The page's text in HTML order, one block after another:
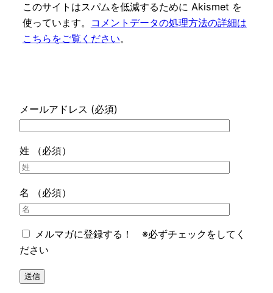
このサイトはスパムを低減するために Akismet を
使っています。
コメントデータの処理方法の詳細は
こちらをご覧ください。
メールアドレス (必須)
姓 （必須）
名 （必須）
メルマガに登録する！ ※必ずチェックをしてく
ださい